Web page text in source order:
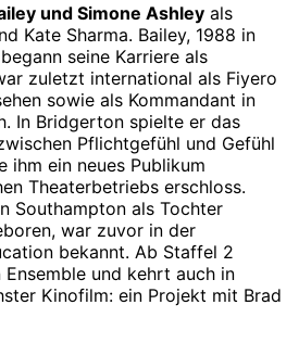
und Simone Ashley als
Kate Sharma. Bailey, 1988 in
seine Karriere als
zuletzt international als Fiyero
sowie als Kommandant in
In Bridgerton spielte er das
Pflichtgefühl und Gefühl
ihm ein neues Publikum
Theaterbetriebs erschloss.
Southampton als Tochter
war zuvor in der
bekannt. Ab Staffel 2
und kehrt auch in
Kinofilm: ein Projekt mit Brad